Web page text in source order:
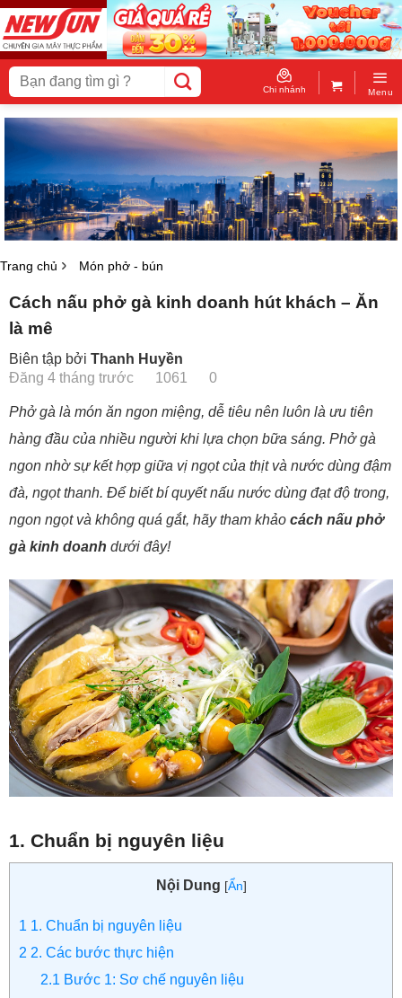
Skip
to
content
Tìm
kiếm:
Chi nhánh Menu
Trang chủ Món phở - bún
Cách nấu phở gà kinh doanh hút khách – Ăn
là mê
Biên tập bởi Thanh Huyền
Đăng 4 tháng trước
1061 0
Phở gà là món ăn ngon miệng, dễ tiêu nên luôn là ưu tiên
hàng đầu của nhiều người khi lựa chọn bữa sáng. Phở gà
ngon nhờ sự kết hợp giữa vị ngọt của thịt và nước dùng đậm
đà, ngọt thanh. Để biết bí quyết nấu nước dùng đạt độ trong,
ngon ngọt và không quá gắt, hãy tham khảo cách nấu phở
gà kinh doanh dưới đây!
1. Chuẩn bị nguyên liệu
Nội Dung [Ẩn]
1 1. Chuẩn bị nguyên liệu
2 2. Các bước thực hiện
2.1 Bước 1: Sơ chế nguyên liệu